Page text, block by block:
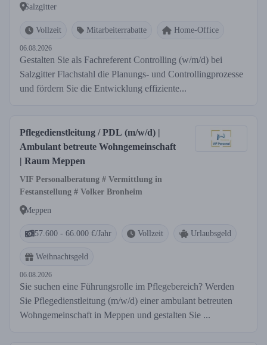
Salzgitter
Vollzeit Mitarbeiterrabatte Home-Office
06.08.2026
Gestalten Sie als Fachreferent Controlling (w/m/d) bei
Salzgitter Flachstahl die Planungs- und Controllingprozesse
und fördern Sie die Entwicklung effiziente...
Pflegedienstleitung / PDL (m/w/d) |
Ambulant betreute Wohngemeinschaft
| Raum Meppen
VIF Personalberatung # Vermittlung in
Festanstellung # Volker Bronheim
Meppen
57.600 - 66.000 €/Jahr Vollzeit Urlaubsgeld
Weihnachtsgeld
06.08.2026
Sie suchen eine Führungsrolle im Pflegebereich? Werden
Sie Pflegedienstleitung (m/w/d) einer ambulant betreuten
Wohngemeinschaft in Meppen und gestalten Sie ...